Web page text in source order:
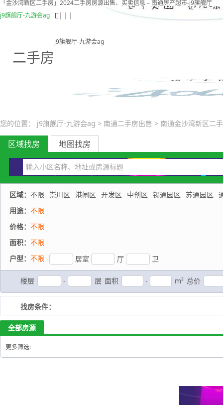
「金沙湾新区二手房」2024二手房房源出售、买卖信息 – 南通房产超市-j9旗舰厅
j9旗舰厅-九游会ag
[]
j9旗舰厅-九游会ag
二手房
您的位置： j9旗舰厅-九游会ag > 南通二手房出售 > 南通金沙湾新区二
区域找房 地图找房
区域： 不限 崇川区 港闸区 开发区 中创区 锡通园区 苏通园区
用途： 不限
价格： 不限
面积： 不限
户型： 不限 居室 厅 卫
楼层 - 层 面积 - m² 总价
找房条件：
全部房源
更多筛选: